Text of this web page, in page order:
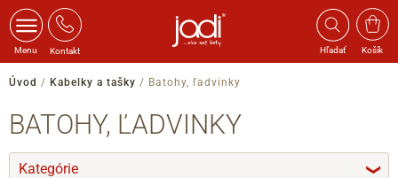
Menu Kontakt Hľadať Košík
Úvod / Kabelky a tašky / Batohy, ľadvinky
BATOHY, ĽADVINKY
Kategórie ❯